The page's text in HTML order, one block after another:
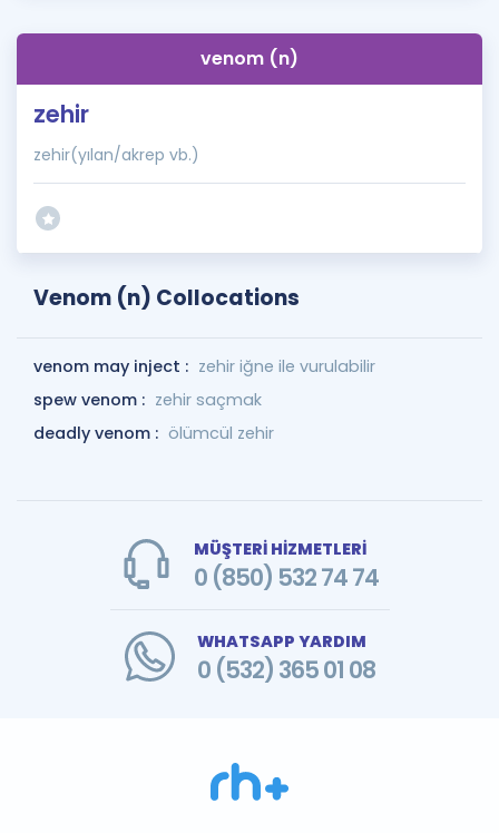
İngilizce Gramer
venom (n)
zehir
zehir(yılan/akrep vb.)
Venom (n) Collocations
venom may inject : zehir iğne ile vurulabilir
spew venom : zehir saçmak
deadly venom : ölümcül zehir
MÜŞTERİ HİZMETLERİ
0 (850) 532 74 74
WHATSAPP YARDIM
0 (532) 365 01 08